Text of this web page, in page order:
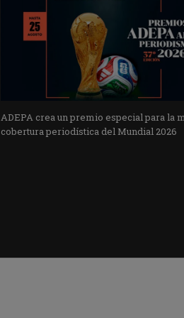
ADEPA crea un premio especial para la
cobertura periodística del Mundial 2026